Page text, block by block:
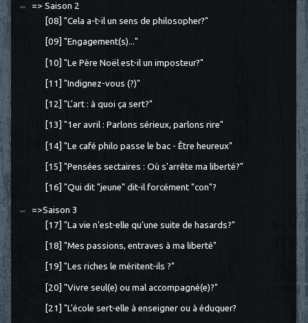
=> Saison 2
[08] "Cela a-t-il un sens de philosopher?"
[09] "Engagement(s)..."
[10] "Le Père Noël est-il un imposteur?"
[11] "Indignez-vous (?)"
[12] "L'art : à quoi ça sert?"
[13] "1er avril : Parlons sérieux, parlons rire"
[14] "Le café philo passe le bac - Être heureux"
[15] "Pensées sectaires : Où s'arrête ma liberté?"
[16] "Qui dit "jeune" dit-il forcément "con"?
=>Saison 3
[17] "La vie n'est-elle qu'une suite de hasards?"
[18] "Mes passions, entraves à ma liberté"
[19] "Les riches le méritent-ils ?"
[20] "Vivre seul(e) ou mal accompagné(e)?"
[21] "L'école sert-elle à enseigner ou à éduquer?